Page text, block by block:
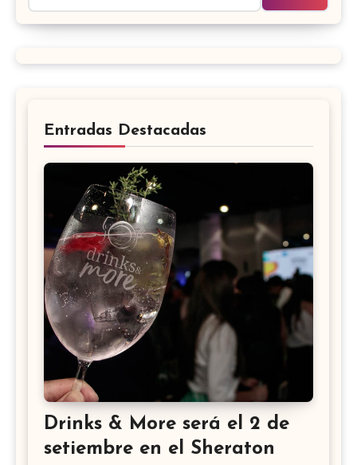
Entradas Destacadas
Drinks & More será el 2 de
setiembre en el Sheraton